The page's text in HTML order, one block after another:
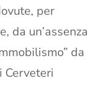
per
da un’assenza
da
Cerveteri